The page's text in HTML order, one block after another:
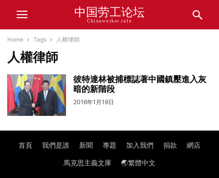
中国劳工论坛
Chinaworker.info
Home Tags 人權律師
人權律師
彼特達林被捕標誌著中國鎮壓進入灰
暗的新階段
2016年1月19日
首頁 我們是誰 新聞 專題 加入我們 捐款 網店
馬克思主義文庫 🌏繁體中文